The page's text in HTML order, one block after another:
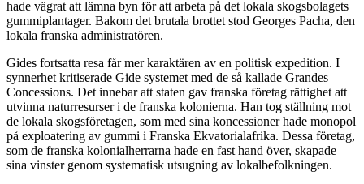
hade vägrat att lämna byn för att arbeta på det lokala skogsbolagets
gummiplantager. Bakom det brutala brottet stod Georges Pacha, den
lokala franska administratören.
Gides fortsatta resa får mer karaktären av en politisk expedition. I
synnerhet kritiserade Gide systemet med de så kallade Grandes
Concessions. Det innebar att staten gav franska företag rättighet att
utvinna naturresurser i de franska kolonierna. Han tog ställning mot
de lokala skogsföretagen, som med sina koncessioner hade monopol
på exploatering av gummi i Franska Ekvatorialafrika. Dessa företag,
som de franska kolonialherrarna hade en fast hand över, skapade
sina vinster genom systematisk utsugning av lokalbefolkningen.